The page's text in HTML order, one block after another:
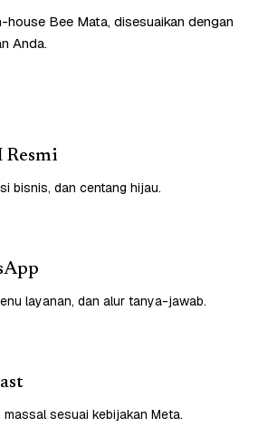
house Bee Mata, disesuaikan dengan
Anda.
Resmi
bisnis, dan centang hijau.
layanan, dan alur tanya-jawab.
sesuai kebijakan Meta.